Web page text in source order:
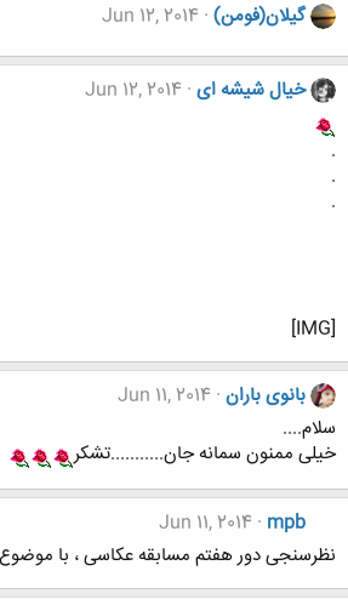
گیلان(فومن) Jun 12, 2014
خیال شیشه ای Jun 12, 2014
.
.
.
[IMG]
بانوی باران Jun 11, 2014
سلام....
خیلی ممنون سمانه جان...........تشکر
mpb
Jun 11, 2014
نظرسنجی دور هفتم مسابقه عکاسی ، با